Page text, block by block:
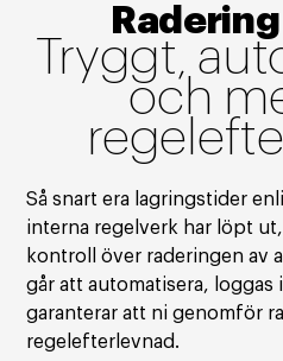
Tryggt,
och
Så snart era lagringstider
interna regelverk har löpt ut,
kontroll över raderingen av
går att automatisera, loggas
garanterar att ni genomför
regelefterlevnad.